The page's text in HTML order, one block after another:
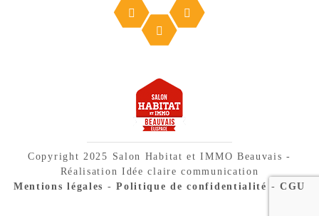
Copyright 2025 Salon Habitat et IMMO Beauvais -
Réalisation Idée claire communication
Mentions légales -Politique de confidentialité - CGU